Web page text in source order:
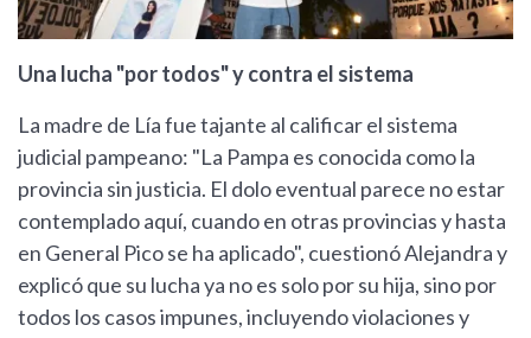
Una lucha "por todos" y contra el sistema
La madre de Lía fue tajante al calificar el sistema
judicial pampeano: "La Pampa es conocida como la
provincia sin justicia. El dolo eventual parece no estar
contemplado aquí, cuando en otras provincias y hasta
en General Pico se ha aplicado", cuestionó Alejandra y
explicó que su lucha ya no es solo por su hija, sino por
todos los casos impunes, incluyendo violaciones y